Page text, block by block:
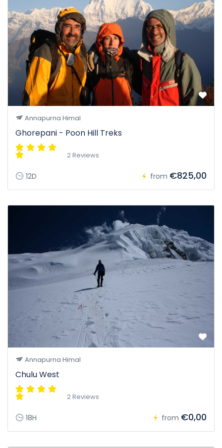
Annapurna Himal
Ghorepani - Poon Hill Treks
2 Reviews
12D from €825,00
Annapurna Himal
Chulu West
2 Reviews
18H from €0,00